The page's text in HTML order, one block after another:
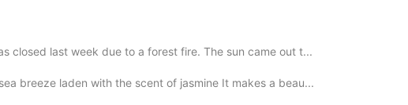
closed last week due to a forest fire. The sun came out t...
breeze laden with the scent of jasmine It makes a beau...